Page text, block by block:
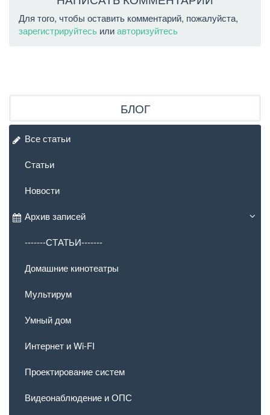
Для того, чтобы оставить комментарий, пожалуйста,
зарегистрируйтесь илиавторизуйтесь
БЛОГ
Все статьи
Статьи
Новости
Архив записей
-------СТАТЬИ-------
Домашние кинотеатры
Мультирум
Умный дом
Интернет и Wi-FI
Проектирование систем
Видеонаблюдение и ОПС